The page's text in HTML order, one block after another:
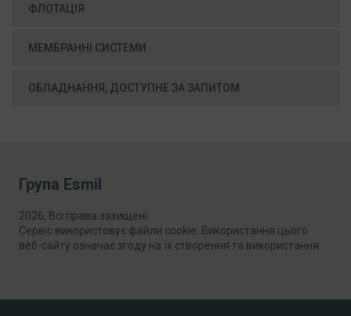
ФЛОТАЦІЯ
МЕМБРАННІ СИСТЕМИ
ОБЛАДНАННЯ, ДОСТУПНЕ ЗА ЗАПИТОМ
Група Esmil
2026, Всі права захищені.
Сервіс використовує файли cookie. Використання цього
веб-сайту означає згоду на їх створення та використання.